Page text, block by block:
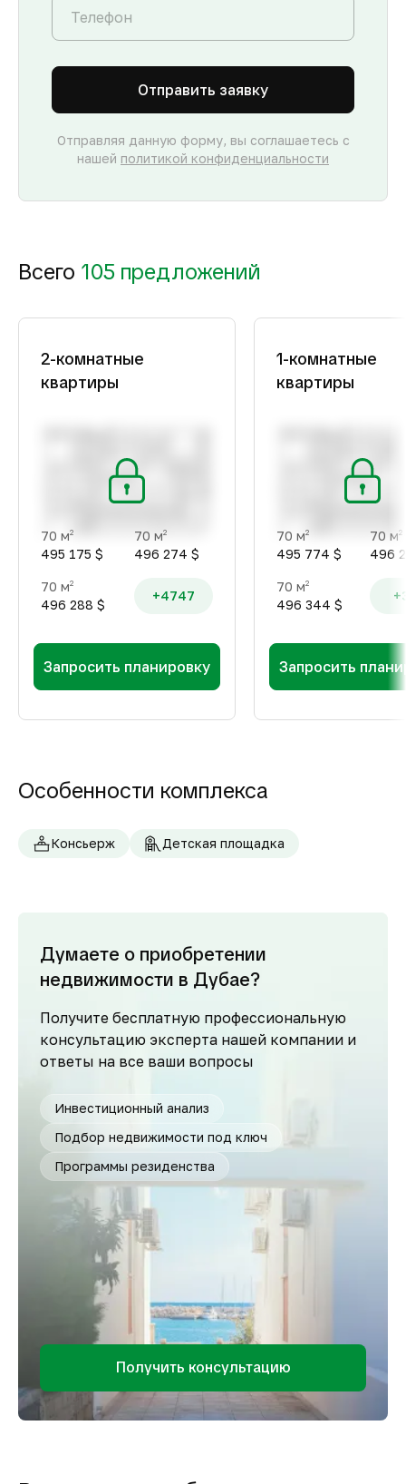
Отправить заявку
Отправляя данную форму, вы соглашаетесь с
нашей политикой конфиденциальности
Всего 105 предложений
2-комнатные
квартиры
70 м2
495 175 $
70 м2
496 274 $
70 м2
496 288 $
+4747
Запросить планировку
1-комнатные
квартиры
70 м2
495 774 $
70 м2
496
70 м2
496 344 $
Запросить
Особенности комплекса
Консьерж Детская площадка
Думаете о приобретении
недвижимости в Дубае?
Получите бесплатную профессиональную
консультацию эксперта нашей компании и
ответы на все ваши вопросы
Инвестиционный анализ
Подбор недвижимости под ключ
Программы резиденства
Получить консультацию